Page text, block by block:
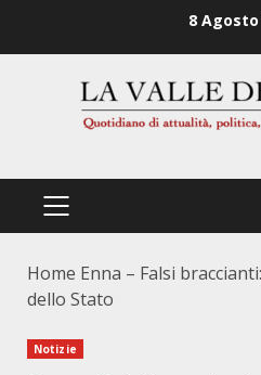
8 Agosto
PRIMÄRES
Home Enna – Falsi
dello Stato
Notizie